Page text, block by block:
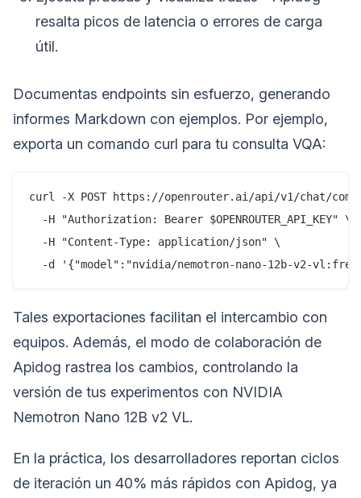
resalta picos de latencia o errores de carga
útil.
Documentas endpoints sin esfuerzo, generando
informes Markdown con ejemplos. Por ejemplo,
exporta un comando curl para tu consulta VQA:
curl -X POST https://openrouter.ai/api/v1/chat/
  -H "Authorization: Bearer $OPENROUTER_API_KEY" \
  -H "Content-Type: application/json" \
Tales exportaciones facilitan el intercambio con
equipos. Además, el modo de colaboración de
Apidog rastrea los cambios, controlando la
versión de tus experimentos con NVIDIA
Nemotron Nano 12B v2 VL.
En la práctica, los desarrolladores reportan ciclos
de iteración un 40% más rápidos con Apidog, ya